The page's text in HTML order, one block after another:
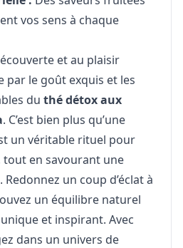
vos sens à chaque
et au plaisir
par le goût exquis et les
du thé détox aux
. C’est bien plus qu’une
un véritable rituel pour
en savourant une
Redonnez un coup d’éclat à
un équilibre naturel
et inspirant. Avec
dans un univers de